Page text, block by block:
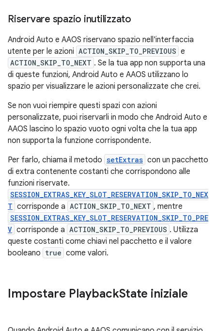
Riservare spazio inutilizzato
Android Auto e AAOS riservano spazio nell'interfaccia
utente per le azioni ACTION_SKIP_TO_PREVIOUS e
ACTION_SKIP_TO_NEXT . Se la tua app non supporta una
di queste funzioni, Android Auto e AAOS utilizzano lo
spazio per visualizzare le azioni personalizzate che crei.
Se non vuoi riempire questi spazi con azioni
personalizzate, puoi riservarli in modo che Android Auto e
AAOS lascino lo spazio vuoto ogni volta che la tua app
non supporta la funzione corrispondente.
Per farlo, chiama il metodo setExtras con un pacchetto
di extra contenente costanti che corrispondono alle
funzioni riservate.
SESSION_EXTRAS_KEY_SLOT_RESERVATION_SKIP_TO_NEX
T corrisponde a ACTION_SKIP_TO_NEXT , mentre
SESSION_EXTRAS_KEY_SLOT_RESERVATION_SKIP_TO_PRE
V corrisponde a ACTION_SKIP_TO_PREVIOUS . Utilizza
queste costanti come chiavi nel pacchetto e il valore
booleano true come valori.
Impostare PlaybackState iniziale